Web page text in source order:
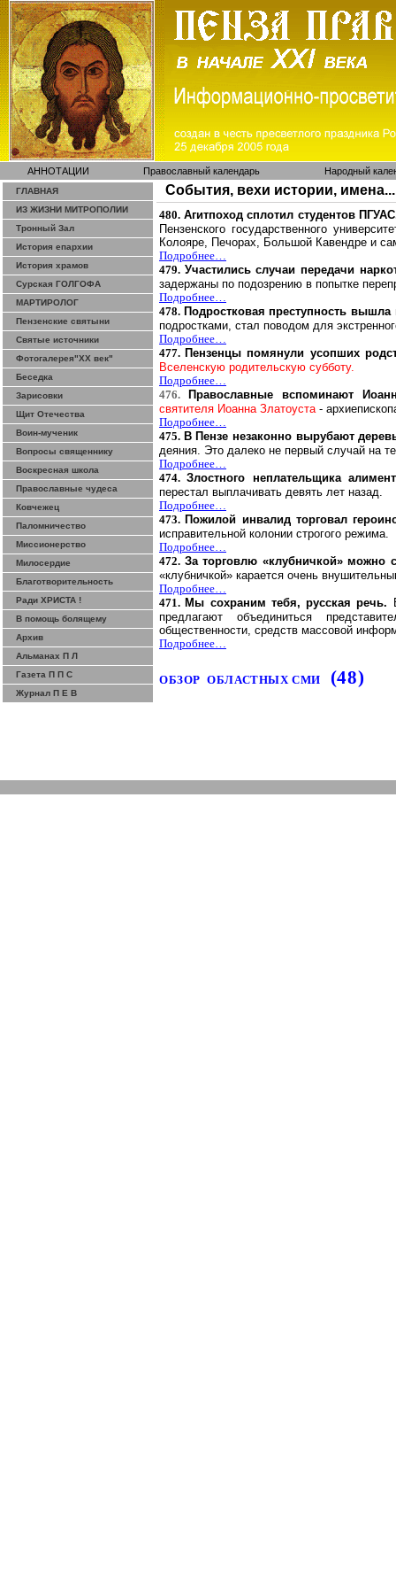
АННОТАЦИИ Православный календарь Народный
ГЛАВНАЯ
ИЗ ЖИЗНИ МИТРОПОЛИИ
Тронный Зал
История епархии
История храмов
Сурская ГОЛГОФА
МАРТИРОЛОГ
Пензенские святыни
Святые источники
Фотогалерея"ХХ век"
Беседка
Зарисовки
Щит Отечества
Воин-мученик
Вопросы священнику
Воскресная школа
Православные чудеса
Ковчежец
Паломничество
Миссионерство
Милосердие
Благотворительность
Ради ХРИСТА !
В помощь болящему
Архив
Альманах П Л
Газета П П С
Журнал П Е В
События, вехи истории, имена...
480. Агитпоходсплотил студентов
Пензенского государственного
Колояре, Печорах, Большой Кавендре и
Подробнее…
479. Участились случаи передачи
задержаны по подозрению в попытке
Подробнее…
478. Подростковая преступность
подростками, стал поводом для
Подробнее…
477. Пензенцы помянули усопших
Вселенскую родительскую субботу.
Подробнее…
476.
Православные вспоминают
святителя Иоанна Златоуста-
Подробнее…
475. В Пензе незаконно вырубают
деяния. Это далеко не первый случай на
Подробнее…
474.Злостного неплательщика
перестал выплачивать девять лет назад.
Подробнее…
473. Пожилой инвалид торговал
исправительной колонии строгого режима.
Подробнее…
472. За торговлю «клубничкой» можно
«клубничкой» карается очень
Подробнее…
471. Мы сохраним тебя, русская речь.
предлагают объединиться
общественности, средств массовой
Подробнее…
ОБЗОР ОБЛАСТНЫХ СМИ (48)